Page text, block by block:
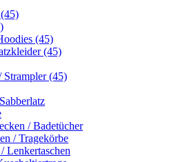
(45)
(45)
Strampler (45)
/ Badetücher
/ Tragekörbe
Lenkertaschen